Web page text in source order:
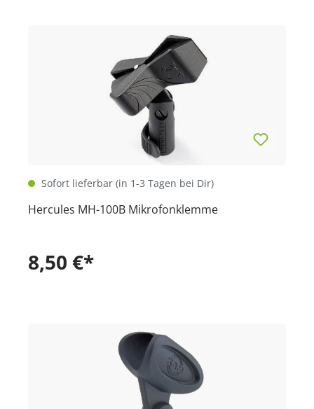
Sofort lieferbar (in 1-3 Tagen bei Dir)
Hercules MH-100B Mikrofonklemme
8,50 €*